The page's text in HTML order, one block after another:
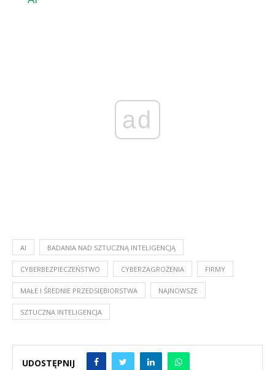
ad
AI BADANIA NAD SZTUCZNĄ INTELIGENCJĄ
CYBERBEZPIECZEŃSTWO CYBERZAGROŻENIA FIRMY
MAŁE I ŚREDNIE PRZEDSIĘBIORSTWA NAJNOWSZE
SZTUCZNA INTELIGENCJA
UDOSTĘPNIJ